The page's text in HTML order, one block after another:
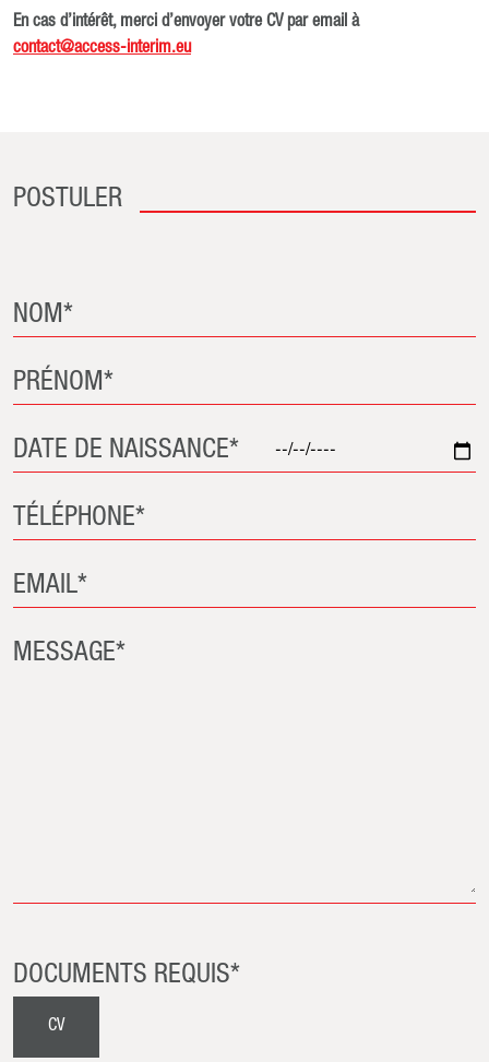
En cas d’intérêt, merci d’envoyer votre CV par email à
contact@access-interim.eu
POSTULER
NOM*
PRÉNOM*
DATE DE NAISSANCE*
TÉLÉPHONE*
EMAIL*
MESSAGE*
DOCUMENTS REQUIS*
CV